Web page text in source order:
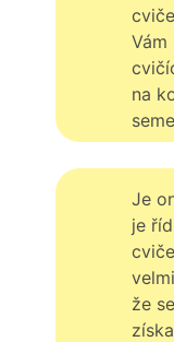
na
Je
je
že